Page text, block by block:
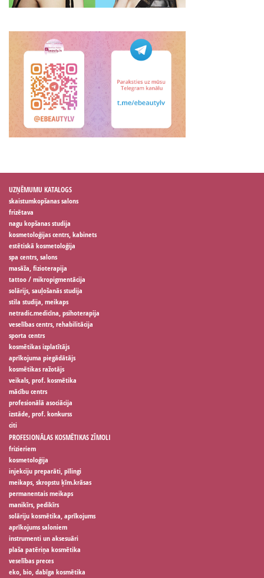
UZŅĒMUMU KATALOGS
skaistumkopšanas salons
frizētava
nagu kopšanas studija
kosmetoloģijas centrs, kabinets
estētiskā kosmetoloģija
spa centrs, salons
masāža, fizioterapija
tattoo / mikropigmentācija
solārijs, sauļošanās studija
stila studija, meikaps
netradic.medicīna, psihoterapija
veselības centrs, rehabilitācija
sporta centrs
kosmētikas izplatītājs
aprīkojuma piegādātājs
kosmētikas ražotājs
veikals, prof. kosmētika
mācību centrs
profesionālā asociācija
izstāde, prof. konkurss
citi
PROFESIONĀLAS KOSMĒTIKAS ZĪMOLI
frizieriem
kosmetoloģija
injekciju preparāti, pīlingi
meikaps, skropstu ķīm.krāsas
permanentais meikaps
manikīrs, pedikīrs
solāriju kosmētika, aprīkojums
aprīkojums saloniem
instrumenti un aksesuāri
plaša patēriņa kosmētika
veselības preces
eko, bio, dabīga kosmētika